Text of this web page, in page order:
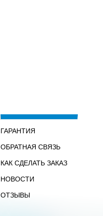
ГАРАНТИЯ
ОБРАТНАЯ СВЯЗЬ
КАК СДЕЛАТЬ ЗАКАЗ
НОВОСТИ
ОТЗЫВЫ